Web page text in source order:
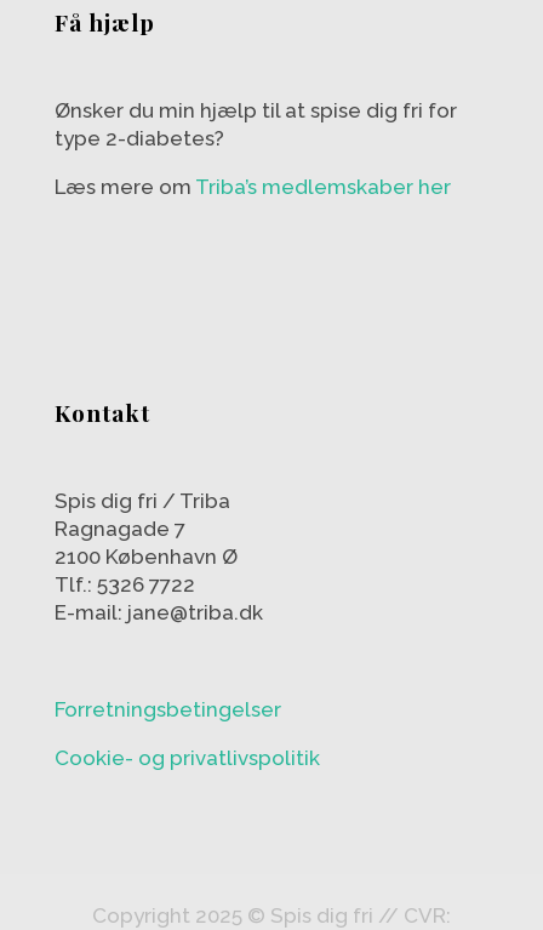
Få hjælp
Ønsker du min hjælp til at spise dig fri for
type 2-diabetes?
Læs mere om Triba’s medlemskaber her
Kontakt
Spis dig fri / Triba
Ragnagade 7
2100 København Ø
Tlf.: 5326 7722
E-mail: jane@triba.dk
Forretningsbetingelser
Cookie- og privatlivspolitik
Copyright 2025 © Spis dig fri // CVR: